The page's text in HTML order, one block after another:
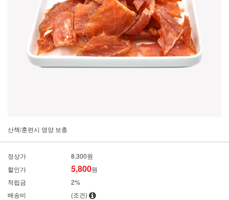
산책/훈련시 영양 보충
정상가
8,300원
할인가
5,800원
적립금
2%
배송비
(조건)